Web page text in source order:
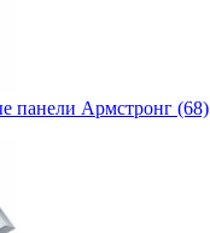
панели Армстронг (68)